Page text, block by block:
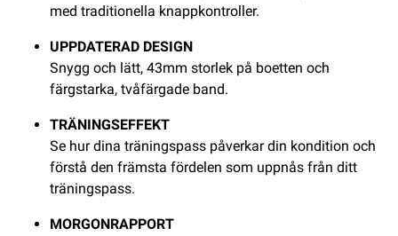
med traditionella knappkontroller.
UPPDATERAD DESIGN
Snygg och lätt, 43mm storlek på boetten och
färgstarka, tvåfärgade band.
TRÄNINGSEFFEKT
Se hur dina träningspass påverkar din kondition och
förstå den främsta fördelen som uppnås från ditt
träningspass.
MORGONRAPPORT